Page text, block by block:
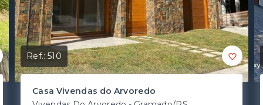
Ref.:510
Casa Vivendas do Arvoredo